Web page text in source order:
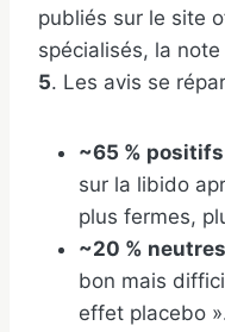
publiés sur le site
spécialisés, la note
5. Les avis se
~65 % positifs
sur la libido
plus fermes,
~20 % neutres
bon mais
effet placebo